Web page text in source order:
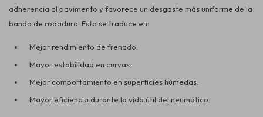
adherencia al pavimento y favorece un desgaste más uniforme de la
banda de rodadura. Esto se traduce en:
Mejor rendimiento de frenado.
Mayor estabilidad en curvas.
Mejor comportamiento en superficies húmedas.
Mayor eficiencia durante la vida útil del neumático.